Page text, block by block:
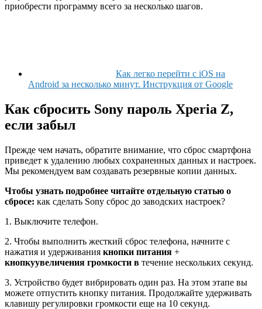
приобрести программу всего за несколько шагов.
Как легко перейти с iOS на
Android за несколько минут. Инструкция от Google
Как сбросить Sony пароль Xperia Z,
если забыл
Прежде чем начать, обратите внимание, что сброс смартфона
приведет к удалению любых сохраненных данных и настроек.
Мы рекомендуем вам создавать резервные копии данных.
Чтобы узнать подробнее читайте отдельную статью о
сбросе: как сделать Sony сброс до заводских настроек?
1. Выключите телефон.
2. Чтобы выполнить жесткий сброс телефона, начните с
нажатия и удерживания кнопки питания +
кнопкуувеличения громкости в течение нескольких секунд.
3. Устройство будет вибрировать один раз. На этом этапе вы
можете отпустить кнопку питания. Продолжайте удерживать
клавишу регулировки громкости еще на 10 секунд.